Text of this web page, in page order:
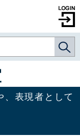
表現者として